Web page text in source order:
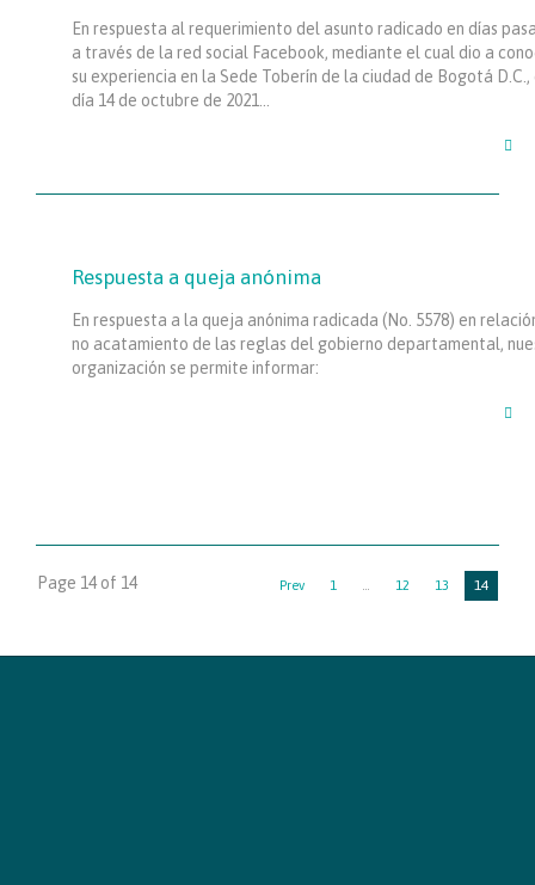
En respuesta al requerimiento del asunto radicado en días
a través de la red social Facebook, mediante el cual dio a
su experiencia en la Sede Toberín de la ciudad de Bogotá D.C.,
día 14 de octubre de 2021…

Respuesta a queja anónima
En respuesta a la queja anónima radicada (No. 5578) en
no acatamiento de las reglas del gobierno departamental,
organización se permite informar:

Page 14 of 14 Prev 1 12 13 14